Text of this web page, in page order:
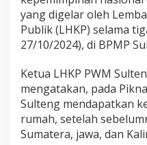
a
d
i
y
h
B
e
k
o
yang digelar oleh
Publik (LHKP) selama
27/10/2024), di BPMP
Ketua LHKP PWM
mengatakan, pada
Sulteng mendapatkan
rumah, setelah
Sumatera, jawa, dan